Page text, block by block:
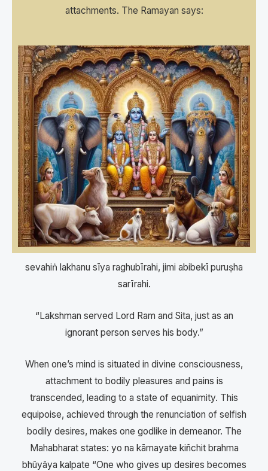
attachments. The Ramayan says:
sevahiṅ lakhanu sīya raghubīrahi, jimi abibekī puruṣha
sarīrahi.
“Lakshman served Lord Ram and Sita, just as an
ignorant person serves his body.”
When one’s mind is situated in divine consciousness,
attachment to bodily pleasures and pains is
transcended, leading to a state of equanimity. This
equipoise, achieved through the renunciation of selfish
bodily desires, makes one godlike in demeanor. The
Mahabharat states: yo na kāmayate kiñchit brahma
bhūyāya kalpate “One who gives up desires becomes